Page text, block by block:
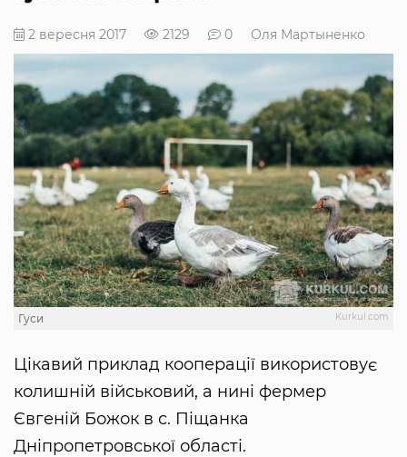
2 вересня 2017 2129 0 Оля Мартыненко
Kurkul.com
Гуси
Цікавий приклад кооперації використовує
колишній військовий, а нині фермер
Євгеній Божок в с. Піщанка
Дніпропетровської області.